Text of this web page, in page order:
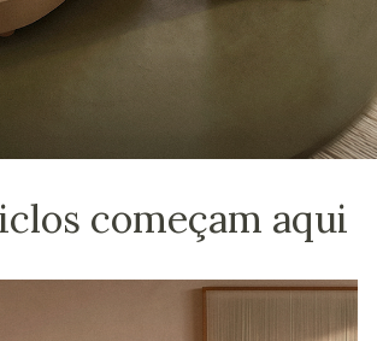
começam aqui